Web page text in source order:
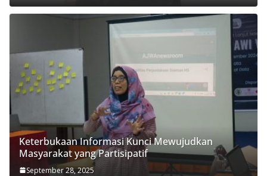
Keterbukaan Informasi Kunci Mewujudkan
Masyarakat yang Partisipatif
September 28, 2025